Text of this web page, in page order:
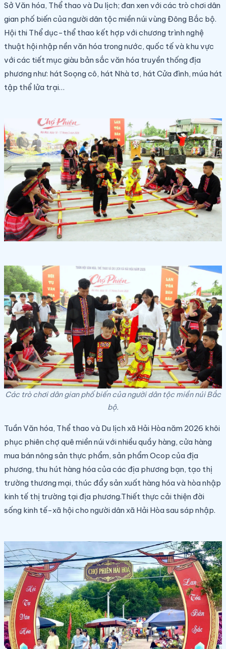
Sở Văn hóa, Thể thao và Du lịch; đan xen với các trò chơi dân
gian phố biến của người dân tộc miền núi vùng Đông Bắc bộ.
Hội thi Thể dục-thể thao kết hợp với chương trình nghệ
thuật hội nhập nền văn hóa trong nước, quốc tế và khu vực
với các tiết mục giàu bản sắc văn hóa truyền thống địa
phương như: hát Soọng cô, hát Nhà tơ, hát Cửa đình, múa hát
tập thể lửa trại…
Các trò chơi dân gian phố biến của người dân tộc miền núi Bắc
bộ.
Tuần Văn hóa, Thể thao và Du lịchxã Hải Hòa năm 2026 khôi
phục phiên chợ quê miền núi với nhiều quầy hàng, cửa hàng
mua bán nông sản thực phẩm, sản phẩm Ocop của địa
phương, thu hút hàng hóa của các địa phương bạn, tạo thị
trường thương mại, thúc đẩy sản xuất hàng hóa và hòa nhập
kinh tế thị trường tại địa phương.Thiết thực cải thiện đời
sống kinh tế-xã hội cho người dân xã Hải Hòa sau sáp nhập.